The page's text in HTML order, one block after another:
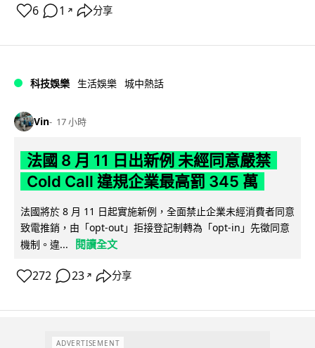
6 1 ↗ 分享
科技娛樂 生活娛樂 城中熱話
Vin 17 小時
法國 8 月 11 日出新例 未經同意嚴禁
Cold Call 違規企業最高罰 345 萬
法國將於 8 月 11 日起實施新例，全面禁止企業未經消費者同意
致電推銷，由「opt-out」拒接登記制轉為「opt-in」先徵同意
機制。違...
閱讀全文
272 23 ↗ 分享
ADVERTISEMENT